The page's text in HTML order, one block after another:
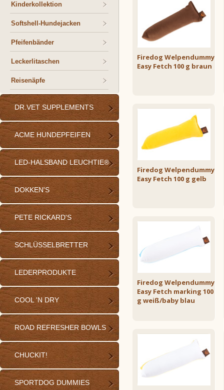
Kinderkollektion
Softshell-Hundejacken
Pfeifenbänder
Leckerlitaschen
Reisenäpfe
DR.VET SUPPLEMENTS
ACME HUNDEPFEIFEN
LED-HALSBAND LEUCHTIE®
DOKKEN'S
PETE RICKARD'S
SCHLÜSSELBRETTER
LEDERPRODUKTE
COOL 'N DRY
ROAD REFRESHER BOWLS
CHUCKIT!
SPORTDOG DUMMIES
Firedog Welpendummy
Easy Fetch 100 g braun
Firedog Welpendummy
Easy Fetch 100 g gelb
Firedog Welpendummy
Easy Fetch marking 100
g weiß/baby blau